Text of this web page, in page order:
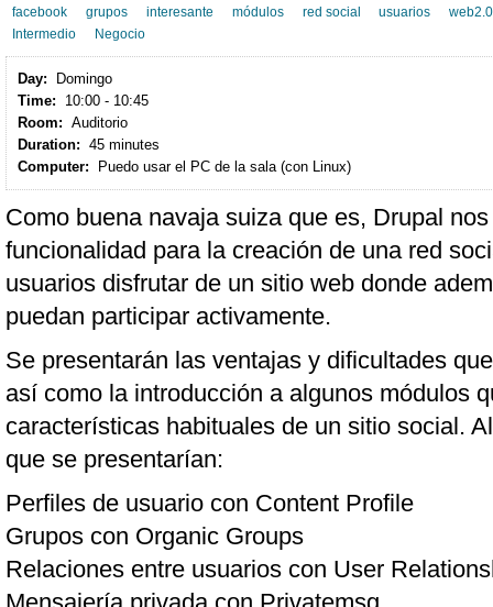
facebook grupos interesante módulos red social usuarios
web2.0
Intermedio
Negocio
Day:
Domingo
Time:
10:00 - 10:45
Room: Auditorio
Duration: 45 minutes
Computer:
Puedo usar el PC de la sala (con Linux)
Como buena navaja suiza que es, Drupal
funcionalidad para la creación de una red
usuarios disfrutar de un sitio web donde
puedan participar activamente.
Se presentarán las ventajas y dificultades
así como la introducción a algunos módulos
características habituales de un sitio social.
que se presentarían:
Perfiles de usuario con Content Profile
Grupos con Organic Groups
Relaciones entre usuarios con User